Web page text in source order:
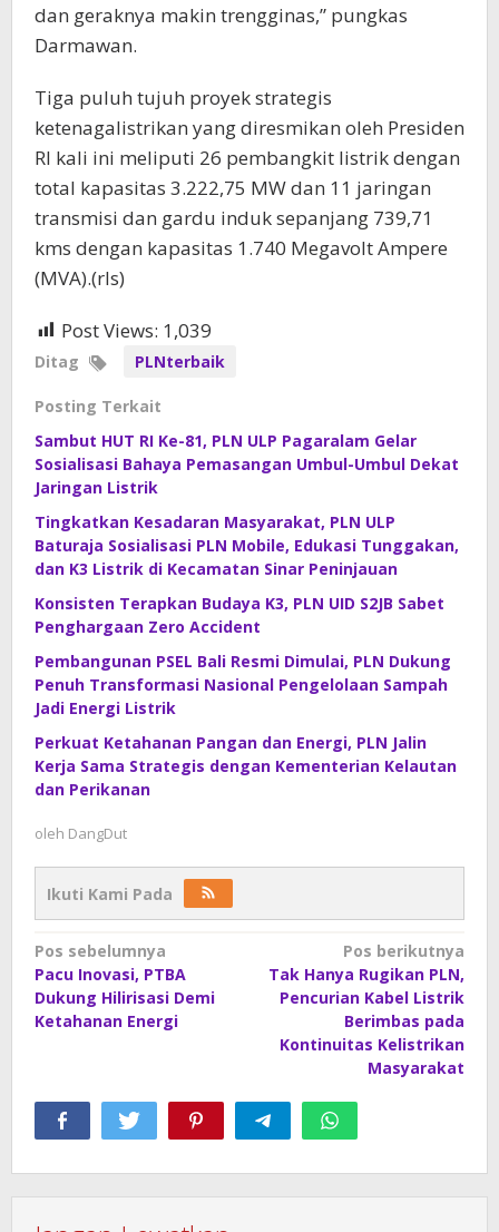
dan geraknya makin trengginas,” pungkas
Darmawan.
Tiga puluh tujuh proyek strategis
ketenagalistrikan yang diresmikan oleh Presiden
RI kali ini meliputi 26 pembangkit listrik dengan
total kapasitas 3.222,75 MW dan 11 jaringan
transmisi dan gardu induk sepanjang 739,71
kms dengan kapasitas 1.740 Megavolt Ampere
(MVA).(rls)
Post Views: 1,039
Ditag PLNterbaik
Posting Terkait
Sambut HUT RI Ke-81, PLN ULP Pagaralam Gelar
Sosialisasi Bahaya Pemasangan Umbul-Umbul Dekat
Jaringan Listrik
Tingkatkan Kesadaran Masyarakat, PLN ULP
Baturaja Sosialisasi PLN Mobile, Edukasi Tunggakan,
dan K3 Listrik di Kecamatan Sinar Peninjauan
Konsisten Terapkan Budaya K3, PLN UID S2JB Sabet
Penghargaan Zero Accident
Pembangunan PSEL Bali Resmi Dimulai, PLN Dukung
Penuh Transformasi Nasional Pengelolaan Sampah
Jadi Energi Listrik
Perkuat Ketahanan Pangan dan Energi, PLN Jalin
Kerja Sama Strategis dengan Kementerian Kelautan
dan Perikanan
oleh DangDut
Ikuti Kami Pada
Navigasi
pos
Pos sebelumnya
Pacu Inovasi, PTBA
Dukung Hilirisasi Demi
Ketahanan Energi
Pos berikutnya
Tak Hanya Rugikan PLN,
Pencurian Kabel Listrik
Berimbas pada
Kontinuitas Kelistrikan
Masyarakat